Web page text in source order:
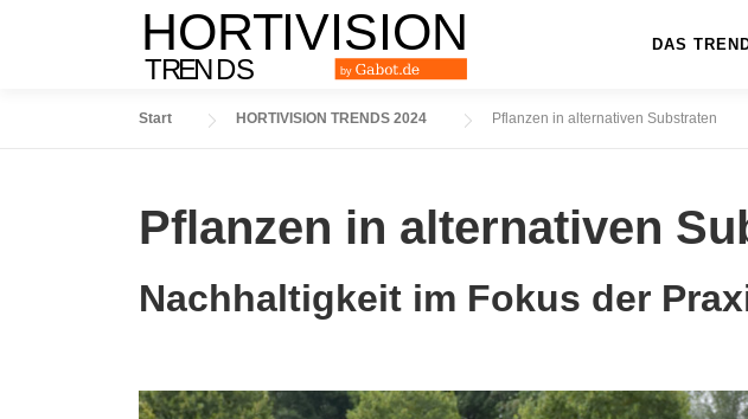
DAS
Start HORTIVISION TRENDS 2024 Pflanzen in alternativen Substraten
Pflanzen in alternativen
Nachhaltigkeit im Fokus der